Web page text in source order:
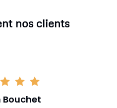
nos clients
Bouchet